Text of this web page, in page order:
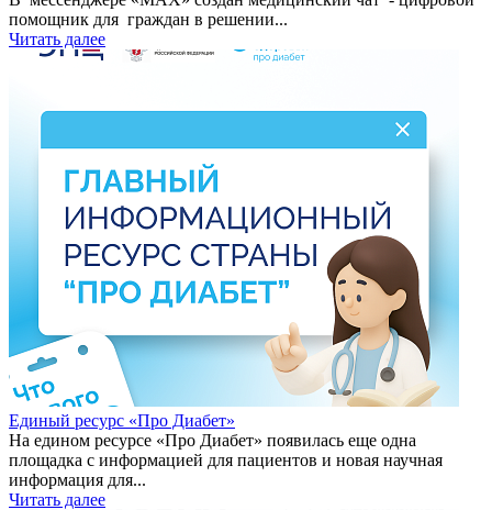
помощник для граждан в решении...
Читать далее
Единый ресурс «Про Диабет»
На едином ресурсе «Про Диабет» появилась еще одна
площадка с информацией для пациентов и новая научная
информация для...
Читать далее